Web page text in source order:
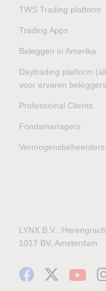
TWS Trading platform
Trading Apps
Beleggen in Amerika
Daytrading platform
voor ervaren
Professional Clients
Fondsmanagers
Vermogensbeheerders
LYNX B.V.,
1017 BV, Amsterdam